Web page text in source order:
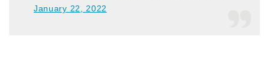
January 22, 2022